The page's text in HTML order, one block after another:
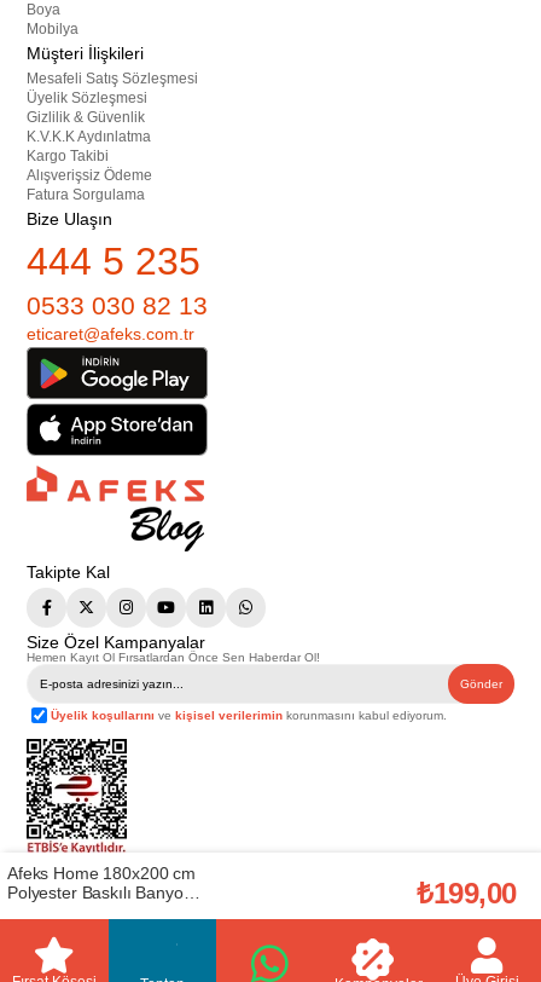
Boya
Mobilya
Müşteri İlişkileri
Mesafeli Satış Sözleşmesi
Üyelik Sözleşmesi
Gizlilik & Güvenlik
K.V.K.K Aydınlatma
Kargo Takibi
Alışverişsiz Ödeme
Fatura Sorgulama
Bize Ulaşın
444 5 235
0533 030 82 13
eticaret@afeks.com.tr
Takipte Kal
Size Özel Kampanyalar
Hemen Kayıt Ol Fırsatlardan Önce Sen Haberdar Ol!
Gönder
Üyelik koşullarını vekişisel verilerimin korunmasını kabul ediyorum.
Telif Hakkı © 2026
. Tüm hakları saklıdır.
Bu web sitesindeki tüm ürünler ticari amaçlıdır. Web sitemizde yer alan
görsel ve yazılı içerikler firmamıza ait olup, firmamızın yazılı izni alınmadan
başka yerlerde kullanılamaz. İçeriklerin izin alınmadan kopyalanması ve
kullanılması 5846 sayılı Fikir ve Sanat Eserleri Yasasına göre suçtur.
Afeks Home 180x200 cm
Polyester Baskılı Banyo
₺199,00